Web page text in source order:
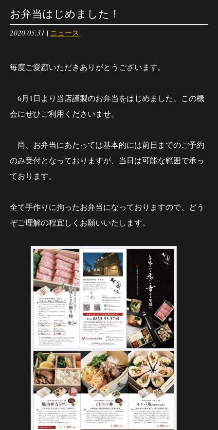
お弁当はじめました！
2020.05.31 | ニュース
毎度ご愛顧いただきありがとうございます。
6月1日より当店謹製のお弁当をはじめました、この機
会にぜひご利用くださいませ。
尚、お弁当にあたっては基本的には前日までのご予約
のみ受付となっておりますが、当日は可能な範囲で承っ
ております。
全て手作りに拘ったお弁当になっておりますので、どう
ぞご理解の程宜しくお願いいたします。